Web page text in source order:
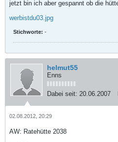
jetzt bin ich aber gespannt ob die
werbistdu03.jpg
Stichworte: -
helmut55
Enns
Dabei seit: 20.06.2007
02.08.2012, 20:29
AW: Ratehütte 2038